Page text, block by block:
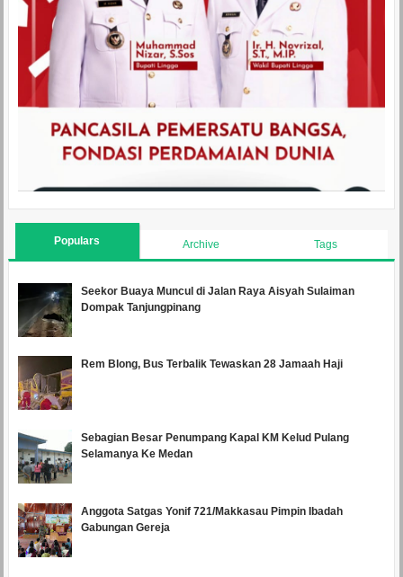
Populars Archive Tags
Seekor Buaya Muncul di Jalan Raya Aisyah Sulaiman
Dompak Tanjungpinang
Rem Blong, Bus Terbalik Tewaskan 28 Jamaah Haji
Sebagian Besar Penumpang Kapal KM Kelud Pulang
Selamanya Ke Medan
Anggota Satgas Yonif 721/Makkasau Pimpin Ibadah
Gabungan Gereja